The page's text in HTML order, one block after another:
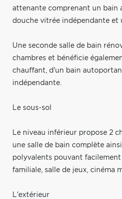
attenante comprenant un bain
douche vitrée indépendante et
Une seconde salle de bain
chambres et bénéficie
chauffant, d'un bain
indépendante.
Le sous-sol
Le niveau inférieur propose 2
une salle de bain complète
polyvalents pouvant facilement
familiale, salle de jeux, cinéma
L'extérieur